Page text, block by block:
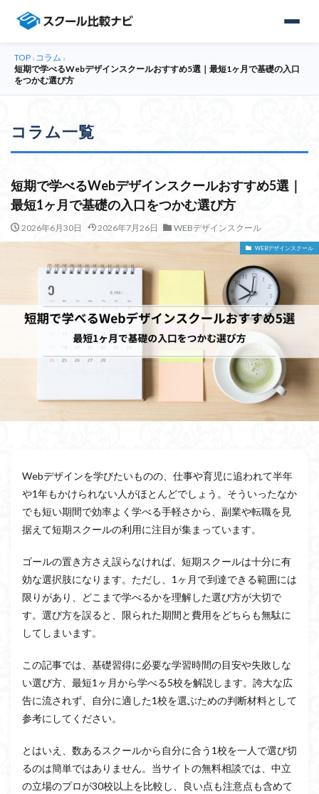
スクール一覧
カウンセリング予約はこちら
TOP › コラム ›
短期で学べるWebデザインスクールおすすめ5選｜最短1ヶ月で基礎の入口
をつかむ選び方
短期で学べるWebデザインスクールおすすめ5選｜
最短1ヶ月で基礎の入口をつかむ選び方
2026年6月30日 2026年7月26日 WEBデザインスクール
WEBデザインスクール
Webデザインを学びたいものの、仕事や育児に追われて半年
や1年もかけられない人がほとんどでしょう。そういったなか
でも短い期間で効率よく学べる手軽さから、副業や転職を見
据えて短期スクールの利用に注目が集まっています。
ゴールの置き方さえ誤らなければ、短期スクールは十分に有
効な選択肢になります。ただし、1ヶ月で到達できる範囲には
限りがあり、どこまで学べるかを理解した選び方が大切で
す。選び方を誤ると、限られた期間と費用をどちらも無駄に
してしまいます。
この記事では、基礎習得に必要な学習時間の目安や失敗しな
い選び方、最短1ヶ月から学べる5校を解説します。誇大な広
告に流されず、自分に適した1校を選ぶための判断材料として
参考にしてください。
とはいえ、数あるスクールから自分に合う1校を一人で選び切
るのは簡単ではありません。当サイトの無料相談では、中立
の立場のプロが30校以上を比較し、良い点も注意点も含めて